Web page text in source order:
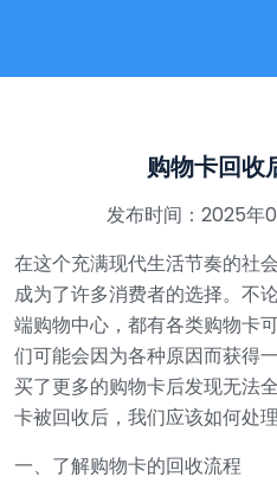
购物卡回收
发布时间：2025年
在这个充满现代生活节奏的社
成为了许多消费者的选择。不
端购物中心，都有各类购物卡
们可能会因为各种原因而获得
买了更多的购物卡后发现无法
卡被回收后，我们应该如何处
一、了解购物卡的回收流程